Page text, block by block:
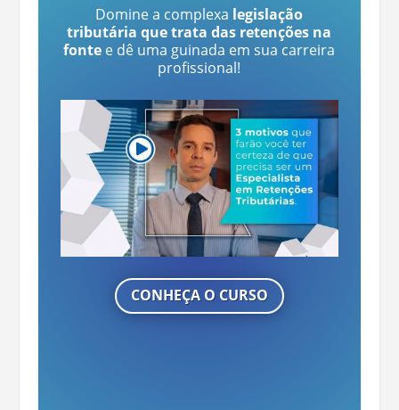
Domine a complexa legislação
tributária que trata das retenções na
fonte e dê uma guinada em sua carreira
profissional!
CONHEÇA O CURSO